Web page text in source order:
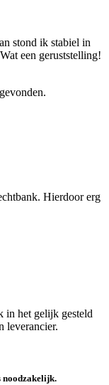
stond ik stabiel in
een geruststelling!
Hierdoor erg
in het gelijk gesteld
leverancier.
noodzakelijk.